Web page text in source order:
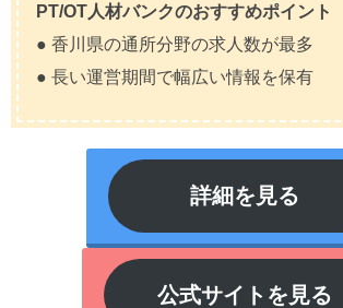
PT/OT人材バンクのおすすめポイント
● 香川県の通所分野の求人数が最多
● 長い運営期間で幅広い情報を保有
詳細を見る
公式サイトを見る